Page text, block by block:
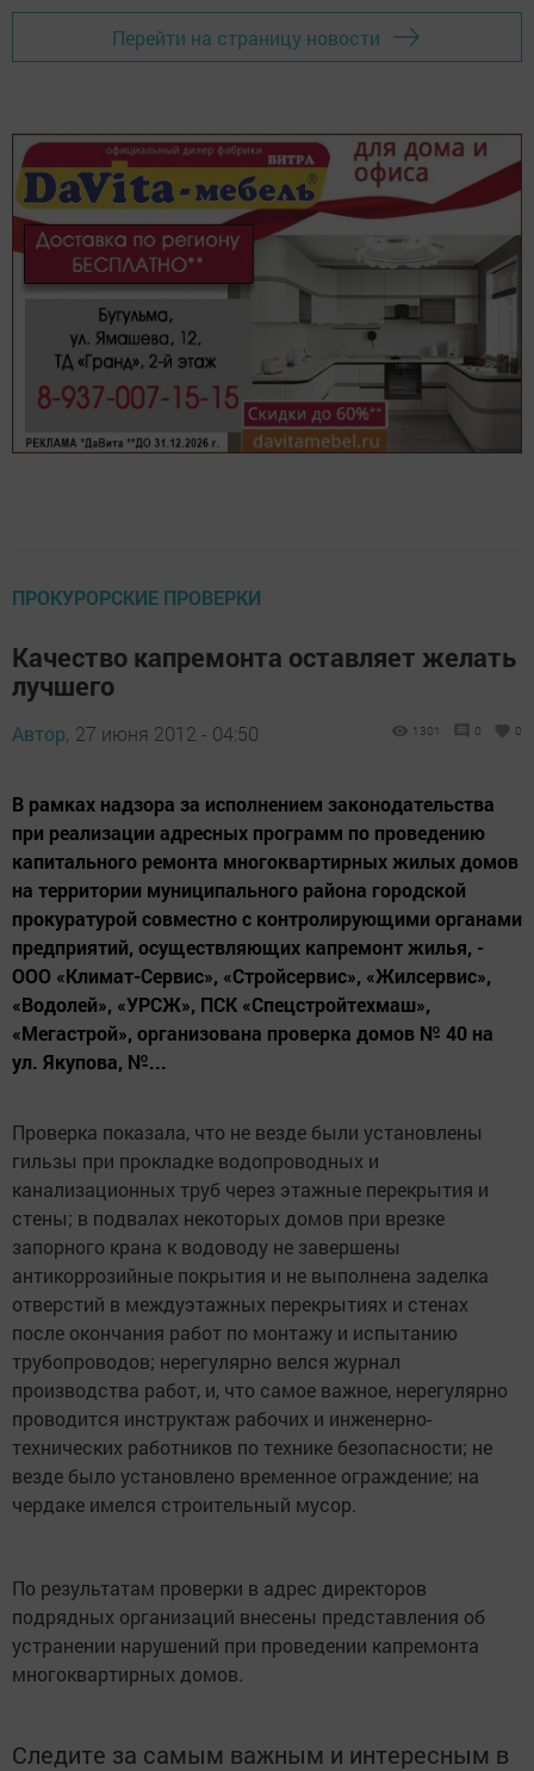
Перейти на страницу новости
ПРОКУРОРСКИЕ ПРОВЕРКИ
Качество капремонта оставляет желать
лучшего
Автор, 27 июня 2012 - 04:50 1301 0 0
В рамках надзора за исполнением законодательства
при реализации адресных программ по проведению
капитального ремонта многоквартирных жилых домов
на территории муниципального района городской
прокуратурой совместно с контролирующими органами
предприятий, осуществляющих капремонт жилья, -
ООО «Климат-Сервис», «Стройсервис», «Жилсервис»,
«Водолей», «УРСЖ», ПСК «Спецстройтехмаш»,
«Мегастрой», организована проверка домов № 40 на
ул. Якупова, №...
Проверка показала, что не везде были установлены
гильзы при прокладке водопроводных и
канализационных труб через этажные перекрытия и
стены; в подвалах некоторых домов при врезке
запорного крана к водоводу не завершены
антикоррозийные покрытия и не выполнена заделка
отверстий в междуэтажных перекрытиях и стенах
после окончания работ по монтажу и испытанию
трубопроводов; нерегулярно велся журнал
производства работ, и, что самое важное, нерегулярно
проводится инструктаж рабочих и инженерно-
технических работников по технике безопасности; не
везде было установлено временное ограждение; на
чердаке имелся строительный мусор.
По результатам проверки в адрес директоров
подрядных организаций внесены представления об
устранении нарушений при проведении капремонта
многоквартирных домов.
Следите за самым важным и интересным в